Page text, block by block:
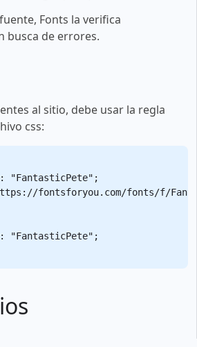
Fonts la verifica
busca de errores.
al sitio, debe usar la regla
css:
"FantasticPete";
fontsforyou.com/fonts/f/
"FantasticPete";